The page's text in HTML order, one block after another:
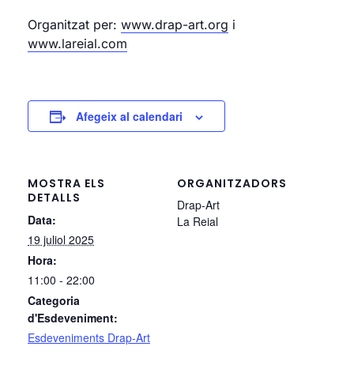
Organitzat per: www.drap-art.org i
www.lareial.com
Afegeix al calendari
MOSTRA ELS
DETALLS
Data:
19 juliol 2025
Hora:
11:00 - 22:00
Categoria
d'Esdeveniment:
Esdeveniments Drap-Art
ORGANITZADORS
Drap-Art
La Reial